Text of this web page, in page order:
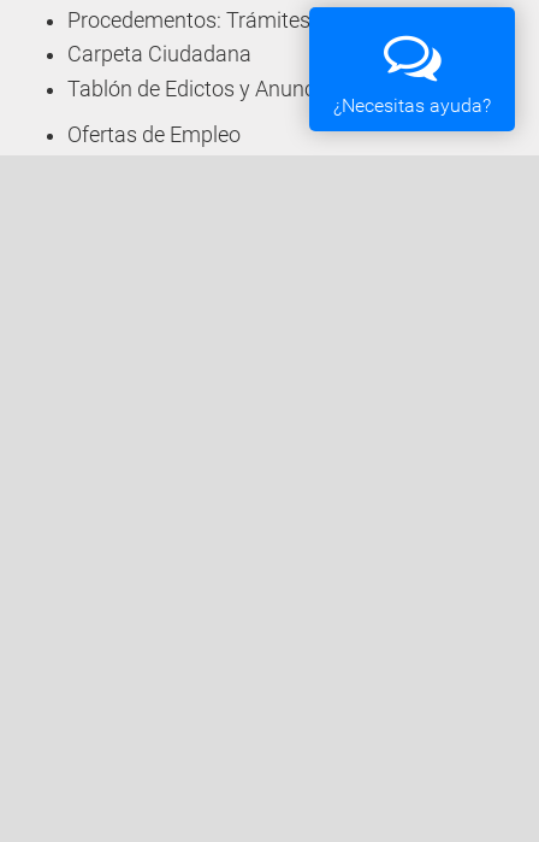
Procedementos: Trámites e Impresos
Carpeta Ciudadana
Tablón de Edictos y Anuncios
Ofertas de Empleo
¿Necesitas ayuda?